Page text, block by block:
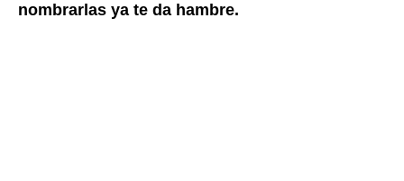
nombrarlas ya te da hambre.